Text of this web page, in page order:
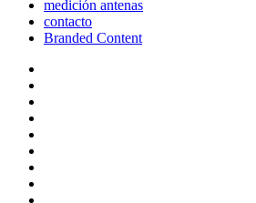
medición antenas
contacto
Branded Content